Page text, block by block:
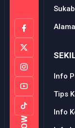
Info
Tips
Info